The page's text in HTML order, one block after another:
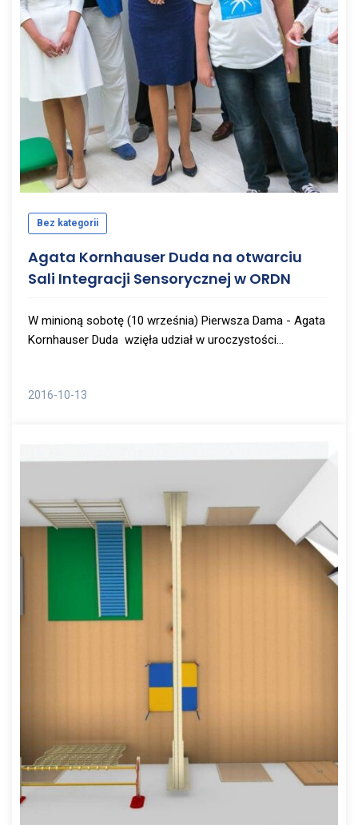
Bez kategorii
Agata Kornhauser Duda na otwarciu
Sali Integracji Sensorycznej w ORDN
W minioną sobotę (10 września) Pierwsza Dama - Agata
Kornhauser Duda wzięła udział w uroczystości...
2016-10-13